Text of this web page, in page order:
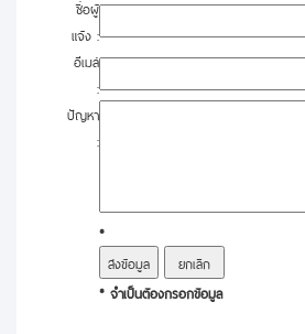
ชื่อผู้
แจ้ง :
อีเมล์
:
ปัญหา
:
*
* จำเป็นต้องกรอกข้อมูล